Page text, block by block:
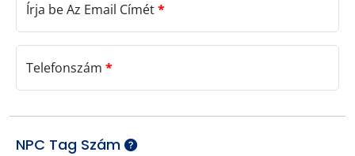
Írja be Az Email Címét*
Telefonszám *
NPC Tag Szám